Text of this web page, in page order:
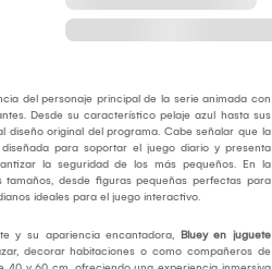
del personaje principal de la serie animada con
Desde su característico pelaje azul hasta sus
diseño original del programa. Cabe señalar que la
para soportar el juego diario y presenta
la seguridad de los más pequeños. En la
tamaños, desde figuras pequeñas perfectas para
ideales para el juego interactivo.
y su apariencia encantadora,
Bluey en juguete
decorar habitaciones o como compañeros de